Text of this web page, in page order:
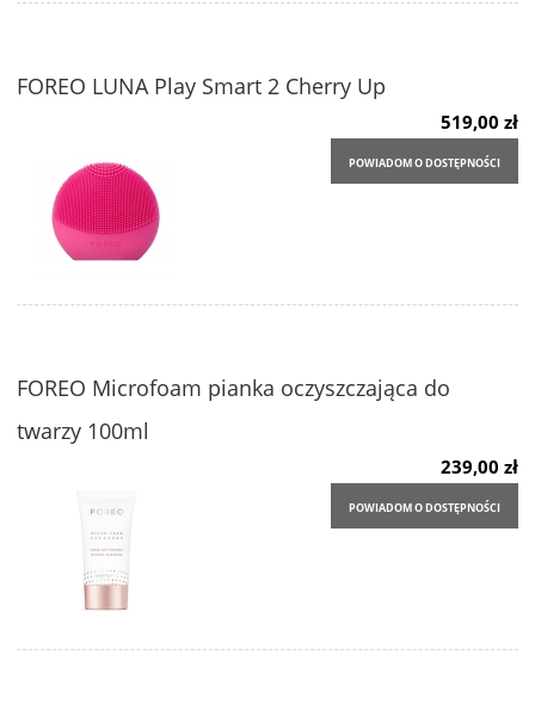
FOREO LUNA Play Smart 2 Cherry Up
519,00 zł
POWIADOM O DOSTĘPNOŚCI
FOREO Microfoam pianka oczyszczająca do
twarzy 100ml
239,00 zł
POWIADOM O DOSTĘPNOŚCI